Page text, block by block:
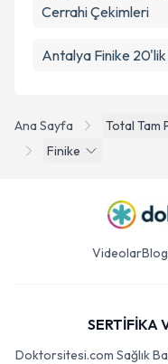
Ana Sayfa Total Tam
Finike
Cerrahi Çekimleri
Antalya Finike
VideolarBlog
SERTİFİKA
Doktorsitesi.com Sağlık